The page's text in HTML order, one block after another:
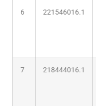
6 221546016.1
7 218444016.1